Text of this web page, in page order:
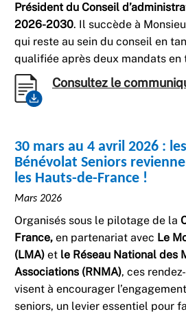
Président du Conseil
2026-2030. Il succède à
qui reste au sein du conseil en
qualifiée après deux mandats en
Consultez le
30 mars au 4 avril 2026 :
Bénévolat Seniors
les Hauts-de-France !
Mars 2026
Organisés sous le pilotage de la
France, en partenariat avec Le
(LMA) et le Réseau National des
Associations (RNMA), ces
visent à encourager
seniors, un levier essentiel pour